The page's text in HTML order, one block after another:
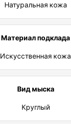
Натуральная кожа
Материал подклада
Искусственная кожа
Вид мыска
Круглый